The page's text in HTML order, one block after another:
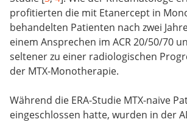
profitierten die mit Etanercept in
behandelten Patienten nach zwei
einem Ansprechen im ACR 20/50/70
seltener zu einer radiologischen
der MTX-Monotherapie.
Während die ERA-Studie MTX-naive
eingeschlossen hatte, wurden in der